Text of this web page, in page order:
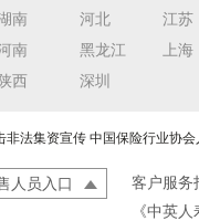
南
河北 江苏
南
黑龙江 上海
陕西
深圳
非法集资宣传 中国保险行业协
人员入口 客户服务
《中英